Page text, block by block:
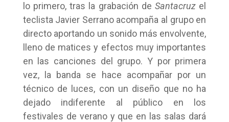
lo primero, tras la grabación de Santacruz el
teclista Javier Serrano acompaña al grupo en
directo aportando un sonido más envolvente,
lleno de matices y efectos muy importantes
en las canciones del grupo. Y por primera
vez, la banda se hace acompañar por un
técnico de luces, con un diseño que no ha
dejado indiferente al público en los
festivales de verano y que en las salas dará